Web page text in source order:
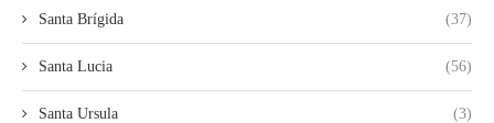
Santa Brígida (37)
Santa Lucia (56)
Santa Ursula (3)